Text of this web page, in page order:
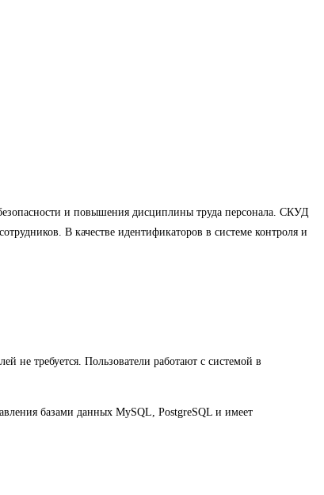
и повышения дисциплины труда персонала. СКУД
В качестве идентификаторов в системе контроля и
не требуется. Пользователи работают с системой в
базами данных MySQL, PostgreSQL и имеет